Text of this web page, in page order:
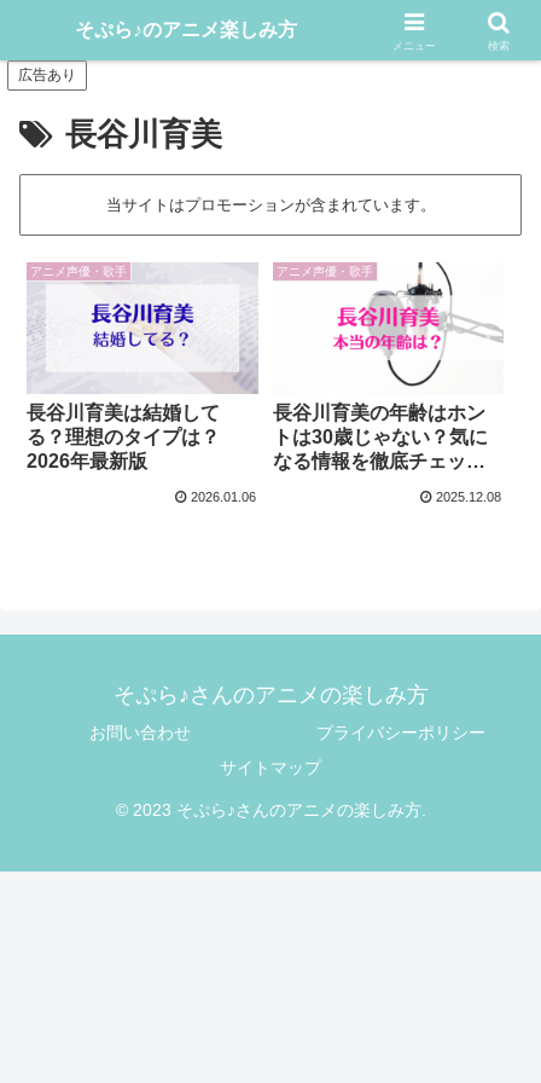
アニメや漫画をどんどん楽しむ情報発信サイト
広告あり
長谷川育美
当サイトはプロモーションが含まれています。
アニメ声優・歌手
長谷川育美は結婚して
る？理想のタイプは？
2026年最新版
2026.01.06
アニメ声優・歌手
長谷川育美の年齢はホン
トは30歳じゃない？気に
なる情報を徹底チェッ
2025.12.08
そぷら♪さんのアニメの楽しみ方
お問い合わせ
プライバシーポリシー
サイトマップ
© 2023 そぷら♪さんのアニメの楽しみ方.
そぷら♪のアニメ楽しみ方
メニュー 検索